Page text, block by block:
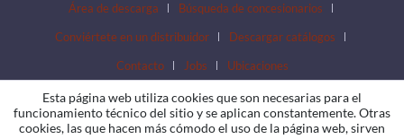
Área de descarga
Búsqueda de concesionarios
Conviértete en un distribuidor
Descargar catálogos
Contacto
Jobs Ubicaciones
Esta página web utiliza cookies que son necesarias para el
funcionamiento técnico del sitio y se aplican constantemente. Otras
cookies, las que hacen más cómodo el uso de la página web, sirven